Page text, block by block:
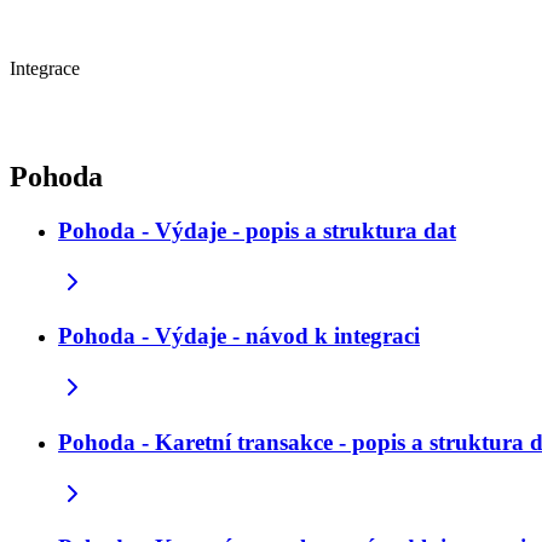
Integrace
Pohoda
Pohoda - Výdaje - popis a struktura dat
Pohoda - Výdaje - návod k integraci
Pohoda - Karetní transakce - popis a struktura